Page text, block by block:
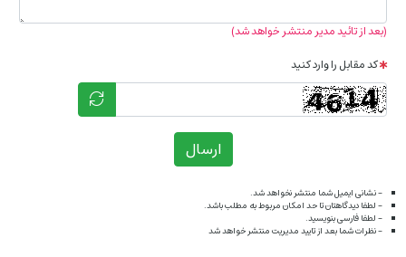
(بعد از تائید مدیر منتشر خواهد شد)
کد مقابل را وارد کنید
ارسال
- نشانی ایمیل شما منتشر نخواهد شد.
- لطفا دیدگاهتان تا حد امکان مربوط به مطلب باشد.
- لطفا فارسی بنویسید.
- نظرات شما بعد از تایید مدیریت منتشر خواهد شد